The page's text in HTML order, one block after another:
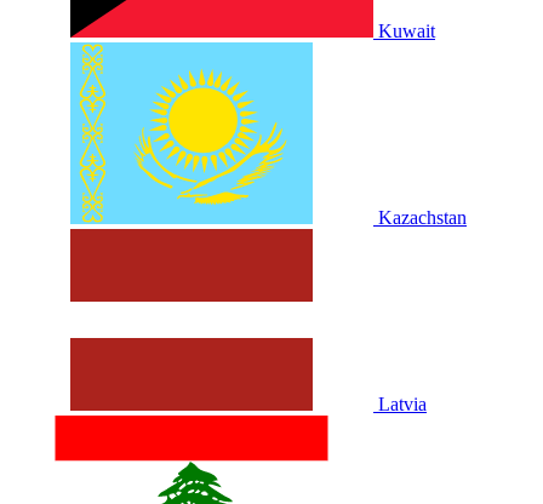
Kuwait
Kazachstan
Latvia